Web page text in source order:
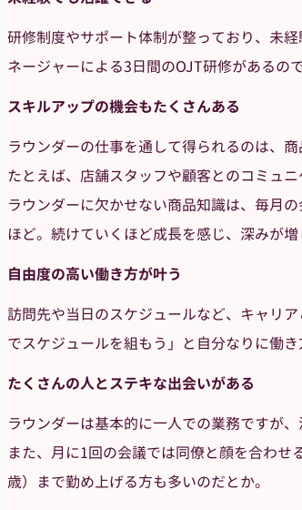
研修制度やサポート体制が整っており、未
ネージャーによる3日間のOJT研修があるの
スキルアップの機会もたくさんある
ラウンダーの仕事を通して得られるのは、
たとえば、店舗スタッフや顧客とのコミュ
ラウンダーに欠かせない商品知識は、毎月
ほど。続けていくほど成長を感じ、深みが増
自由度の高い働き方が叶う
訪問先や当日のスケジュールなど、キャリ
でスケジュールを組もう」と自分なりに働
たくさんの人とステキな出会いがある
ラウンダーは基本的に一人での業務ですが
また、月に1回の会議では同僚と顔を合わ
歳）まで勤め上げる方も多いのだとか。